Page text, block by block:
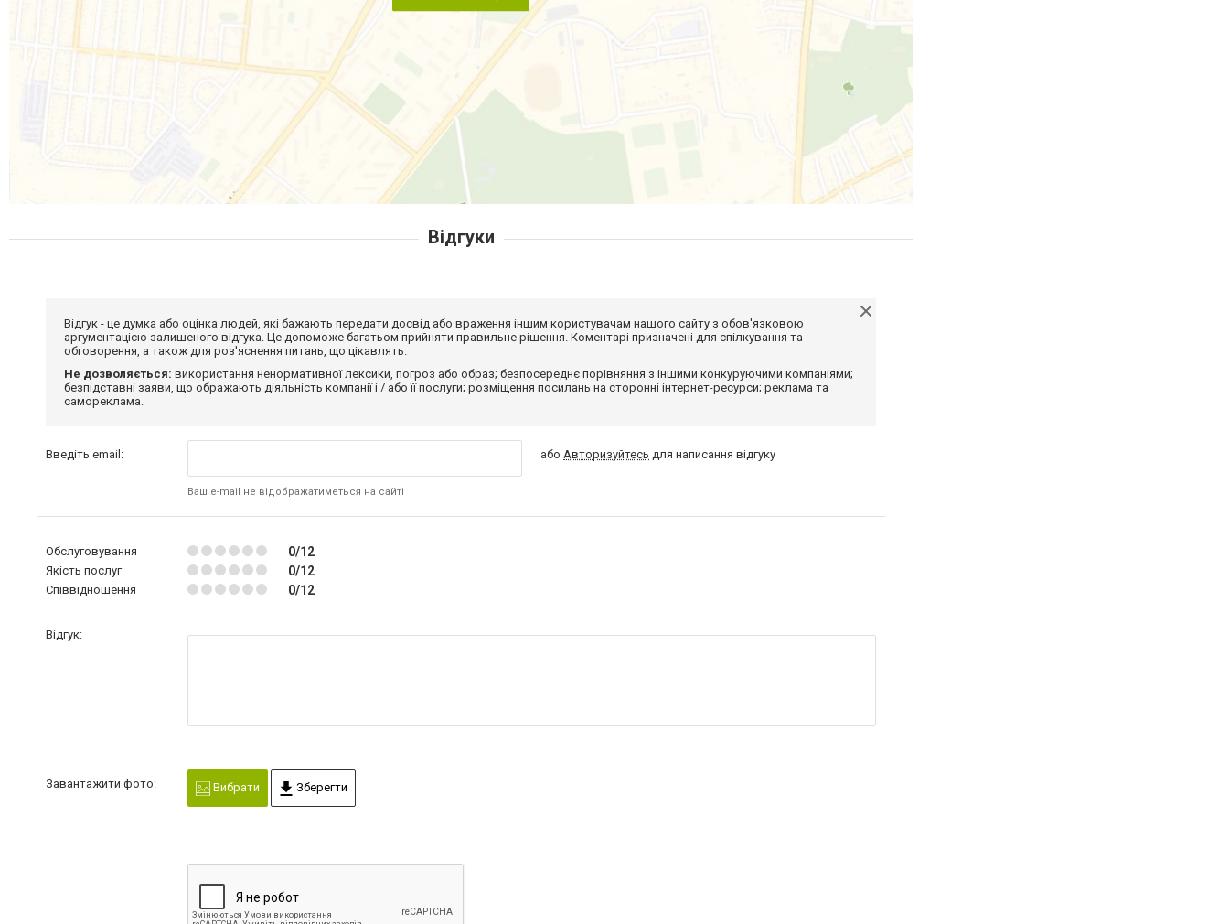
Відгуки
Відгук - це думка або оцінка людей, які бажають передати досвід або враження іншим користувачам нашого сайту з обов'язковою
аргументацією залишеного відгука. Це допоможе багатьом прийняти правильне рішення. Коментарі призначені для спілкування та
обговорення, а також для роз'яснення питань, що цікавлять.
Не дозволяється: використання ненормативної лексики, погроз або образ; безпосереднє порівняння з іншими конкуруючими компаніями;
безпідставні заяви, що ображають діяльність компанії і / або її послуги; розміщення посилань на сторонні інтернет-ресурси; реклама та
самореклама.
Введіть email:
Ваш e-mail не відображатиметься на сайті
абоАвторизуйтесь для написання відгуку
Обслуговування 0/12
Якість послуг 0/12
Співвідношення 0/12
Відгук:
Завантажити фото: Вибрати Зберегти